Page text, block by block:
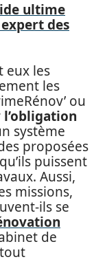
ultime
des
eux les
les
ou
l’obligation
système
proposées
puissent
Aussi,
missions,
ils se
de